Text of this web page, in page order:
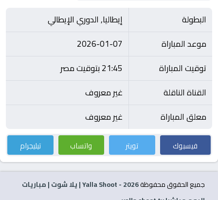
البطولة
إيطاليا, الدوري الإيطالي
موعد المباراة
2026-01-07
توقيت المباراة
21:45 بتوقيت مصر
القناة الناقلة
غير معروف
معلق المباراة
غير معروف
فيسبوك تويتر واتساب تيليجرام
جميع الحقوق محفوظة2026
- Yalla Shoot | يلا شوت | مباريات